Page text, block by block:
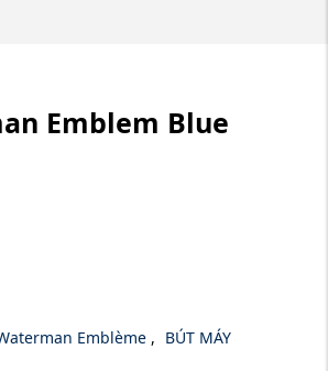
Emblem Blue
Emblème , BÚT MÁY